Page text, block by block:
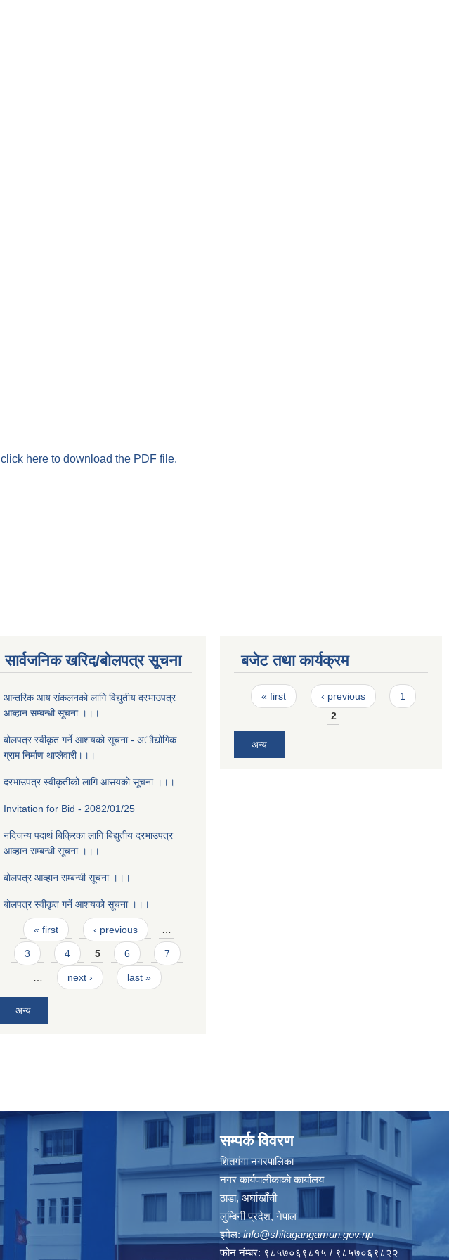
click here to download the PDF file.
सार्वजनिक खरिद/बोलपत्र सूचना
आन्तरिक आय संकलनको लागि विद्युतीय दरभाउपत्र
आब्हान सम्बन्धी सूचना ।।।
बोलपत्र स्वीकृत गर्ने आशयको सूचना - अौद्योगिक
ग्राम निर्माण थाप्लेवारी।।।
दरभाउपत्र स्वीकृतीको लागि आसयको सूचना ।।।
Invitation for Bid - 2082/01/25
नदिजन्य पदार्थ बिक्रिका लागि बिद्युतीय दरभाउपत्र
आव्हान सम्बन्धी सूचना ।।।
बोलपत्र आव्हान सम्बन्धी सूचना ।।।
बोलपत्र स्वीकृत गर्ने आशयको सूचना ।।।
Pages
« first ‹ previous
3 4 5 6 7
next › last »
अन्य
बजेट तथा कार्यक्रम
Pages
« first ‹ previous
1
2
अन्य
सम्पर्क विवरण
शितगंगा नगरपालिका
नगर कार्यपालीकाकाे कार्यालय
ठाडा, अर्घाखाँची
लुम्बिनी प्रदेश, नेपाल
इमेल:info@shitagangamun.gov.np
फोन नंम्बर: ९८५७०६९८१५ / ९८५७०६९८२२